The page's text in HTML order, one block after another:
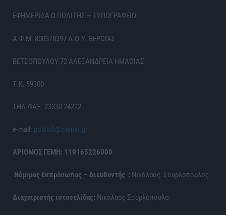
ΕΦΗΜΕΡΙΔΑ Ο ΠΟΛΙΤΗΣ – ΤΥΠΟΓΡΑΦΕΙΟ
Α.Φ.Μ. 800378397 Δ.Ο.Υ. ΒΕΡΟΙΑΣ
ΒΕΤΣΟΠΟΥΛΟΥ 72 ΑΛΕΞΑΝΔΡΕΙΑ ΗΜΑΘΙΑΣ
Τ.Κ. 59300
ΤΗΛ-ΦΑΞ: 23330 24222
e-mail: politis6@otenet.gr
ΑΡΙΘΜΟΣ ΓΕΜΗ: 119165226000
Νόμιμος Εκπρόσωπος – Διευθυντής : Νικόλαος Σουρλόπουλος
Διαχειριστής ιστοσελίδας: Νικόλαος Σουρλόπουλο